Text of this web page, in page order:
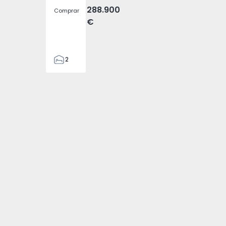
Comprar
288.900
€
2